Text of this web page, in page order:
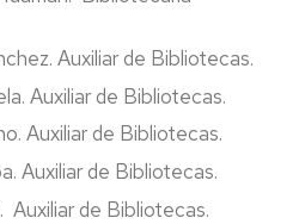
Auxiliar de Bibliotecas.
Auxiliar de Bibliotecas.
Auxiliar de Bibliotecas.
Auxiliar de Bibliotecas.
Auxiliar de Bibliotecas.